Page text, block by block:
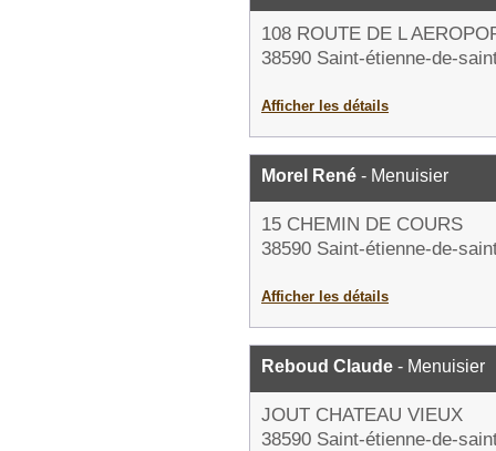
108 ROUTE DE L
38590 Saint-étienne-de-
Afficher les détails
Morel René - Menuisier
15 CHEMIN DE COURS
38590 Saint-étienne-de-
Afficher les détails
Reboud Claude - Menuisier
JOUT CHATEAU VIEUX
38590 Saint-étienne-de-